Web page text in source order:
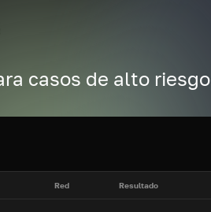
casos de alto riesgo
Red Resultado